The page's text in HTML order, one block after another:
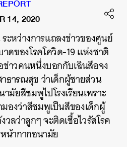
14, 2020
ะหว่างการแถลงข่าวของศูนย์
ดของโรคโควิด-19 แห่งชาติ
ข่าวคนหนึ่งบอกกับเฉินสือจง
ธารณสุข ว่าเด็กผู้ชายส่วน
ยสีชมพูไปโรงเรียนเพราะ
องว่าสีชมพูเป็นสีของเด็กผู้
ว่าลูกๆ จะติดเชื้อไวรัสโรค
น้ากากอนามัย